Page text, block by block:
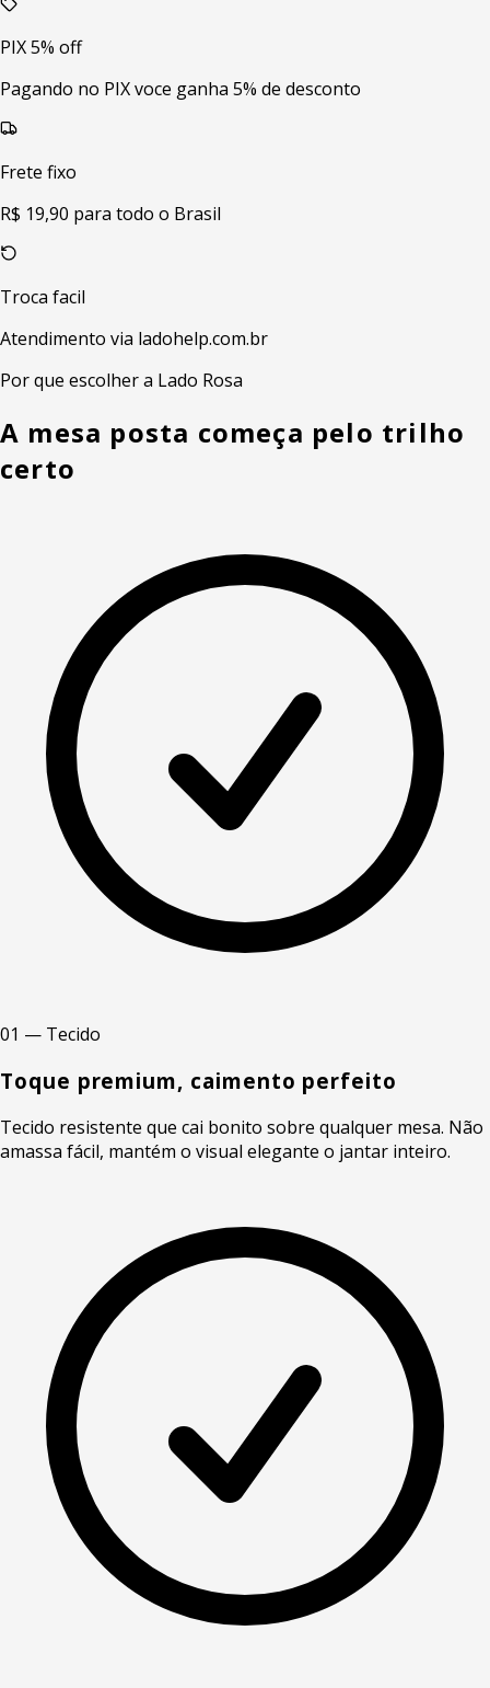
PIX 5% off
Pagando no PIX voce ganha 5% de desconto
Frete fixo
R$ 19,90 para todo o Brasil
Troca facil
Atendimento via ladohelp.com.br
Por que escolher a Lado Rosa
A mesa posta começa pelo trilho
certo
01 — Tecido
Toque premium, caimento perfeito
Tecido resistente que cai bonito sobre qualquer mesa. Não
amassa fácil, mantém o visual elegante o jantar inteiro.